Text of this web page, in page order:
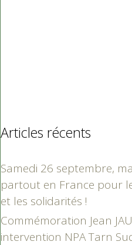
Articles récents
Samedi 26 septembre,
partout en France pour
et les solidarités !
Commémoration Jean
intervention NPA Tarn